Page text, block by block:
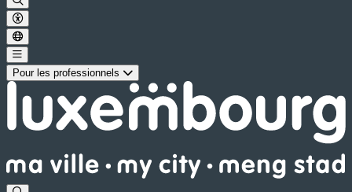
Pour les professionnels